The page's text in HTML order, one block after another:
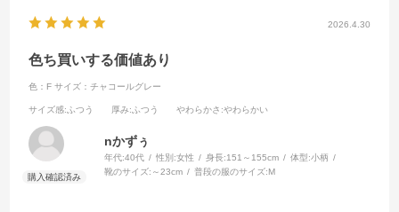
2026.4.30
色ち買いする価値あり
色：F サイズ：チャコールグレー
サイズ感:ふつう 厚み:ふつう やわらかさ :やわらかい
nかずぅ
年代:40代 性別:女性 身長:151～155cm 体型:小柄
靴のサイズ: ～23cm 普段の服のサイズ:M